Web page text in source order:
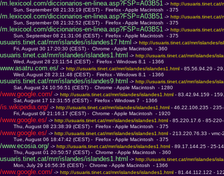
/m.lexicool.com/diccionarios-en-linea.asp?FSP=A03B51 -> http://usuaris.tinet.cat/
Sun, September 08 21:33:19 (CEST) -  Firefox - Apple Macintosh  - 375
/m.lexicool.com/diccionarios-en-linea.asp?FSP=A03B51 -> http://usuaris.tinet.cat/
Sun, September 08 21:32:52 (CEST) -  Firefox - Apple Macintosh  - 375
/m.lexicool.com/diccionarios-en-linea.asp?FSP=A03B51 -> http://usuaris.tinet.cat/
Sun, September 08 21:31:06 (CEST) -  Firefox - Apple Macintosh  - 375
usuaris.tinet.cat/mrr/islandes/islandes17.html -> http://usuaris.tinet.cat/mrr/islandes/
Fri, August 30 17:20:30 (CEST) -  Chrome - Apple Macintosh  - 360
usuaris.tinet.cat/mrr/islandes/islandes1.html -> http://usuaris.tinet.cat/mrr/islandes/
Wed, August 28 23:11:54 (CEST) -  Firefox - Windows 8.1  - 1366
www.asatru.com.es/ -> http://usuaris.tinet.cat/mrr/islandes/islandes1.html - 85.56.94.29 -
Wed, August 28 23:11:48 (CEST) -  Firefox - Windows 8.1  - 1366
usuaris.tinet.cat/mrr/islandes/islandes9.html -> http://usuaris.tinet.cat/mrr/islandes/
Sat, August 24 10:56:51 (CEST) -  Chrome - Apple Macintosh  - 1280
/www.google.com/ -> http://usuaris.tinet.cat/mrr/islandes/islandes1.html - 83.42.94.159 -
Sat, August 17 12:31:55 (CEST) -  Firefox - Windows 7  - 1366
/is.wikipedia.org/ -> http://usuaris.tinet.cat/mrr/islandes/islandes1.html - 46.22.106.235 -
Fri, August 09 21:16:17 (CEST) -  Chrome - Apple Macintosh  - 1920
/www.google.es/ -> http://usuaris.tinet.cat/mrr/islandes/islandes1.html - 85.220.17.6 - 85-
Thu, August 08 23:38:39 (CEST) -  Firefox - Apple Macintosh  - 375
/www.google.es/ -> http://usuaris.tinet.cat/mrr/islandes/islandes1.html - 213.220.76.33 -
Tue, August 06 18:47:42 (CEST) -  Firefox - Apple Macintosh  - 375
/www.ecosia.org/ -> http://usuaris.tinet.cat/mrr/islandes/islandes1.html - 89.17.144.25 - 25-
Thu, August 01 20:50:57 (CEST) -  Chrome - Apple Macintosh  - 360
usuaris.tinet.cat/mrr/islandes/islandes1.html -> http://usuaris.tinet.cat/mrr/islandes/
Mon, July 29 16:56:35 (CEST) -  Chrome - Apple Macintosh  - 1366
/www.google.com/ -> http://usuaris.tinet.cat/mrr/islandes/islandes1.html - 81.44.112.122 -